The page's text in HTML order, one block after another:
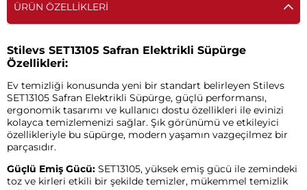
ÜRÜN ÖZELLIKLERI
Stilevs SET13105 Safran Elektrikli Süpürge
Özellikleri:
Ev temizliği konusunda yeni bir standart belirleyen Stilevs
SET13105 Safran Elektrikli Süpürge, güçlü performansı,
ergonomik tasarımı ve kullanıcı dostu özellikleri ile evinizi
kolayca temizlemenizi sağlar. Şık görünümü ve etkileyici
özellikleriyle bu süpürge, modern yaşamın vazgeçilmez bir
parçasıdır.
Güçlü Emiş Gücü: SET13105, yüksek emiş gücü ile zemindeki
toz ve kirleri etkili bir şekilde temizler, mükemmel temizlik